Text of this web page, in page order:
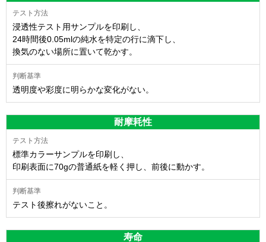
浸透性テスト用サンプルを印刷し、
24時間後0.05mlの純水を特定の行に滴下し、
換気のない場所に置いて乾かす。
透明度や彩度に明らかな変化がない。
耐摩耗性
標準カラーサンプルを印刷し、
印刷表面に70gの普通紙を軽く押し、前後に動かす。
テスト後擦れがないこと。
寿命